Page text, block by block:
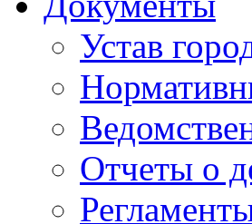
Устав
Отчеты о